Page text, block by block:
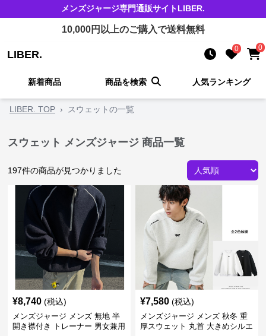
メンズジャージ専門通販サイトLIBER.
10,000円以上のご購入で送料無料
LIBER. 0 0
新着商品 商品を検索 人気ランキング
LIBER. TOP › スウェットの一覧
スウェット メンズジャージ 商品一覧
197件の商品が見つかりました
¥8,740 (税込)
メンズジャージ メンズ 無地 半
開き襟付き トレーナー 男女兼用
¥7,580 (税込)
メンズジャージ メンズ 秋冬 重
厚スウェット 丸首 大きめシルエ